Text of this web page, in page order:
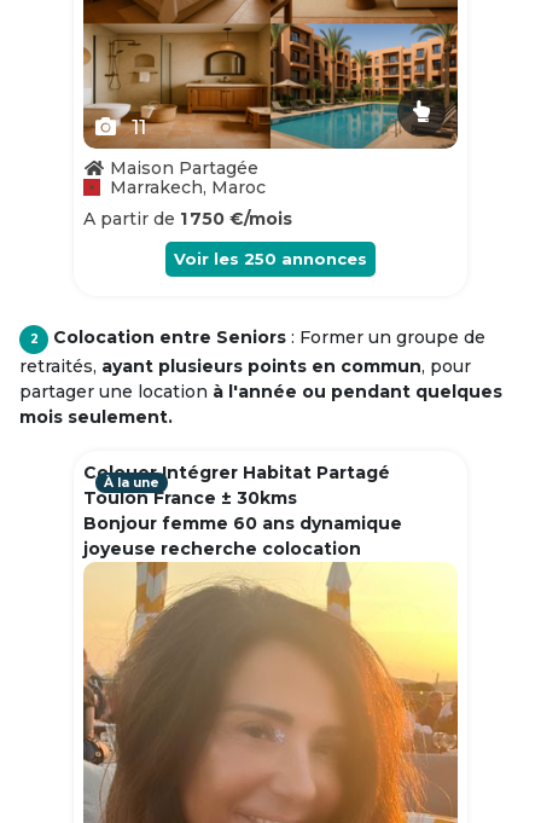
11
Maison Partagée
Marrakech, Maroc
A partir de 1 750 €/mois
Voir les 250 annonces
2 Colocation entre Seniors : Former un groupe de
retraités, ayant plusieurs points en commun, pour
partager une location à l'année ou pendant quelques
mois seulement.
Colouer Intégrer Habitat Partagé
Toulon France ± 30kms
Bonjour femme 60 ans dynamique
joyeuse recherche colocation
À la une